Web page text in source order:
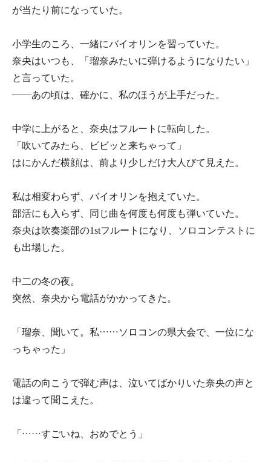
が当たり前になっていた。
小学生のころ、一緒にバイオリンを習っていた。
奈央はいつも、「瑠奈みたいに弾けるようになりたい」
と言っていた。
——あの頃は、確かに、私のほうが上手だった。
中学に上がると、奈央はフルートに転向した。
「吹いてみたら、ビビッと来ちゃって」
はにかんだ横顔は、前より少しだけ大人びて見えた。
私は相変わらず、バイオリンを抱えていた。
部活にも入らず、同じ曲を何度も何度も弾いていた。
奈央は吹奏楽部の1stフルートになり、ソロコンテストに
も出場した。
中二の冬の夜。
突然、奈央から電話がかかってきた。
「瑠奈、聞いて。私……ソロコンの県大会で、一位にな
っちゃった」
電話の向こうで弾む声は、泣いてばかりいた奈央の声と
は違って聞こえた。
「……すごいね、おめでとう」